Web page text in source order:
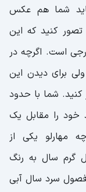
شما هم عکس
تصور کنید که این
است. اگرچه در
ولی برای دیدن این
کنید. شما با حدود
خود را مقابل یک
مهارلو یکی از
گرم سال به رنگ
فصول سرد سال آبی